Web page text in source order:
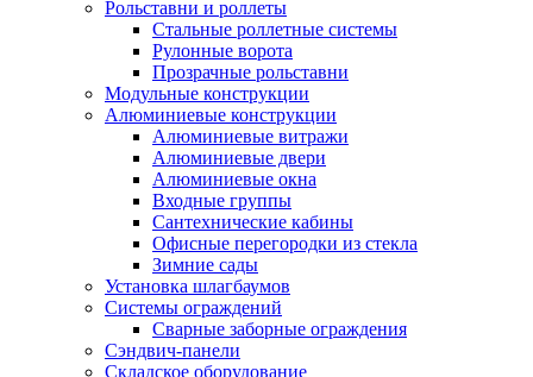
Рольставни и роллеты
Стальные роллетные системы
Рулонные ворота
Прозрачные рольставни
Модульные конструкции
Алюминиевые конструкции
Алюминиевые витражи
Алюминиевые двери
Алюминиевые окна
Входные группы
Сантехнические кабины
Офисные перегородки из стекла
Зимние сады
Установка шлагбаумов
Системы ограждений
Cварные заборные ограждения
Сэндвич-панели
Складское оборудование